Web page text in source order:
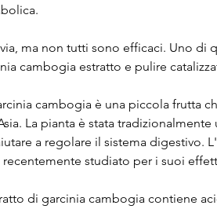
ma non tutti sono efficaci. Uno
cambogia estratto e pulire
cambogia è una piccola frutta
La pianta è stata
a regolare il sistema digestivo.
recentemente studiato per i suoi
di garcinia cambogia contiene